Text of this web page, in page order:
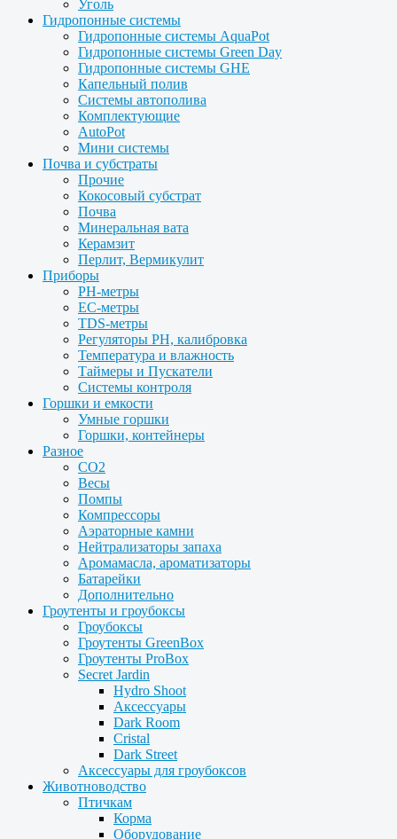
Уголь
Гидропонные системы
Гидропонные системы AquaPot
Гидропонные системы Green Day
Гидропонные системы GHE
Капельный полив
Системы автополива
Комплектующие
AutoPot
Мини системы
Почва и субстраты
Прочие
Кокосовый субстрат
Почва
Минеральная вата
Керамзит
Перлит, Вермикулит
Приборы
PH-метры
EC-метры
TDS-метры
Регуляторы PH, калибровка
Температура и влажность
Таймеры и Пускатели
Системы контроля
Горшки и емкости
Умные горшки
Горшки, контейнеры
Разное
CO2
Весы
Помпы
Компрессоры
Аэраторные камни
Нейтрализаторы запаха
Аромамасла, ароматизаторы
Батарейки
Дополнительно
Гроутенты и гроубоксы
Гроубоксы
Гроутенты GreenBox
Гроутенты ProBox
Secret Jardin
Hydro Shoot
Аксессуары
Dark Room
Cristal
Dark Street
Аксессуары для гроубоксов
Животноводство
Птичкам
Корма
Оборудование